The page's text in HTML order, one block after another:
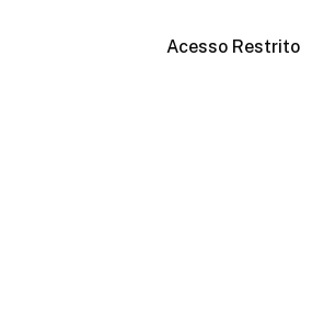
Acesso Restrito